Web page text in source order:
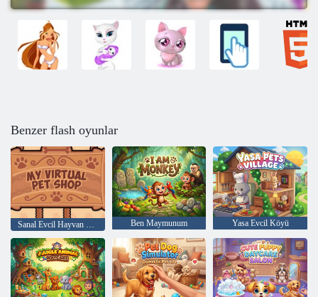
Benzer flash oyunlar
Sanal Evcil Hayvan Mağazam Ben Maymunum Yasa Evcil Köyü